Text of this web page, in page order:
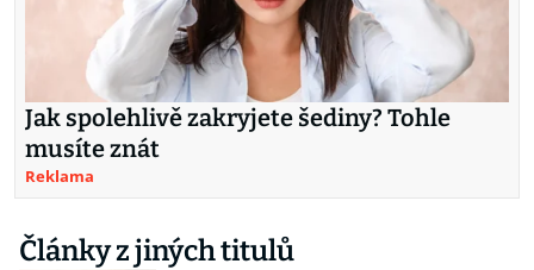
Jak spolehlivě zakryjete šediny? Tohle
musíte znát
Reklama
Články z jiných titulů